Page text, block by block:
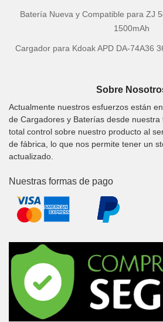
Batería Nueva y Compatible para ZJ
1500mAh
Cargador para Kdoak APD DA-74A36
Sobre
Actualmente nuestros esfuerzos están
de Cargadores y Baterías desde
total control sobre nuestro producto al
de fábrica, lo que nos permite tener un
actualizado.
Nuestras formas de pago